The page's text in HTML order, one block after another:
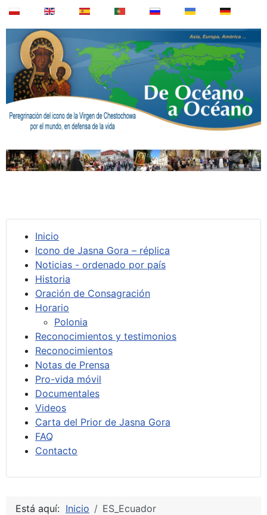
Inicio
Icono de Jasna Gora – réplica
Noticias - ordenado por país
Historia
Oración de Consagración
Horario
Polonia
Reconocimientos y testimonios
Reconocimientos
Notas de Prensa
Pro-vida móvil
Documentales
Videos
Carta del Prior de Jasna Gora
FAQ
Contacto
Está aquí: Inicio ES_Ecuador